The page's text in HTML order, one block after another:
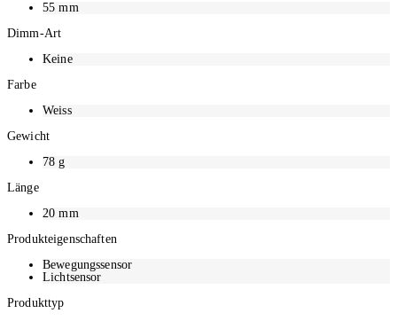
55mm
Dimm-Art
Keine
Farbe
Weiss
Gewicht
78g
Länge
20mm
Produkteigenschaften
Bewegungssensor
Lichtsensor
Produkttyp